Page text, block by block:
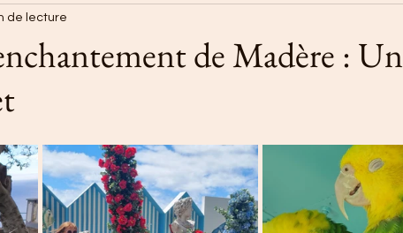
Pascale
de Madère : Un
de lecture